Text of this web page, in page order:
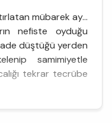
mübarek ay…
nefiste oyduğu
düştüğü yerden
samimiyetle
tekrar tecrübe